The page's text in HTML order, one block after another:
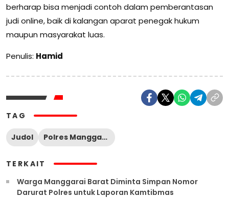
berharap bisa menjadi contoh dalam pemberantasan
judi online, baik di kalangan aparat penegak hukum
maupun masyarakat luas.
Penulis: Hamid
TAG
Judol Polres Manggarai Barat
TERKAIT
Warga Manggarai Barat Diminta Simpan Nomor
Darurat Polres untuk Laporan Kamtibmas